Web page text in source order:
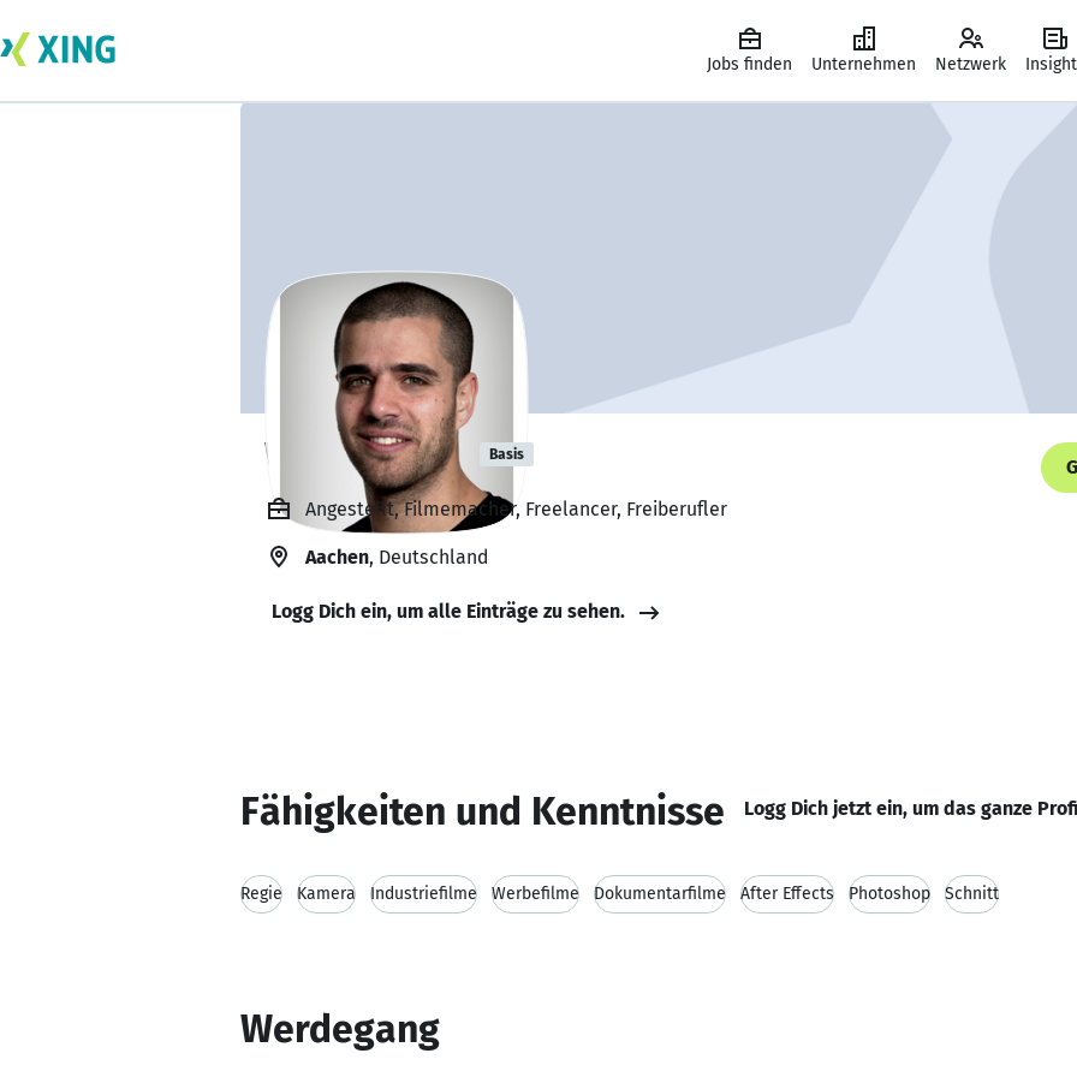
Jobs finden Unternehmen Netzwerk
Wisam Zureik Basis
Angestellt, Filmemacher, Freelancer, Freiberufler
Aachen, Deutschland
Logg Dich ein, um alle Einträge zu sehen.
Fähigkeiten und Kenntnisse Logg Dich jetzt ein, um das ganze
Regie Kamera Industriefilme Werbefilme Dokumentarfilme After Effects Photoshop Schnitt
Werdegang